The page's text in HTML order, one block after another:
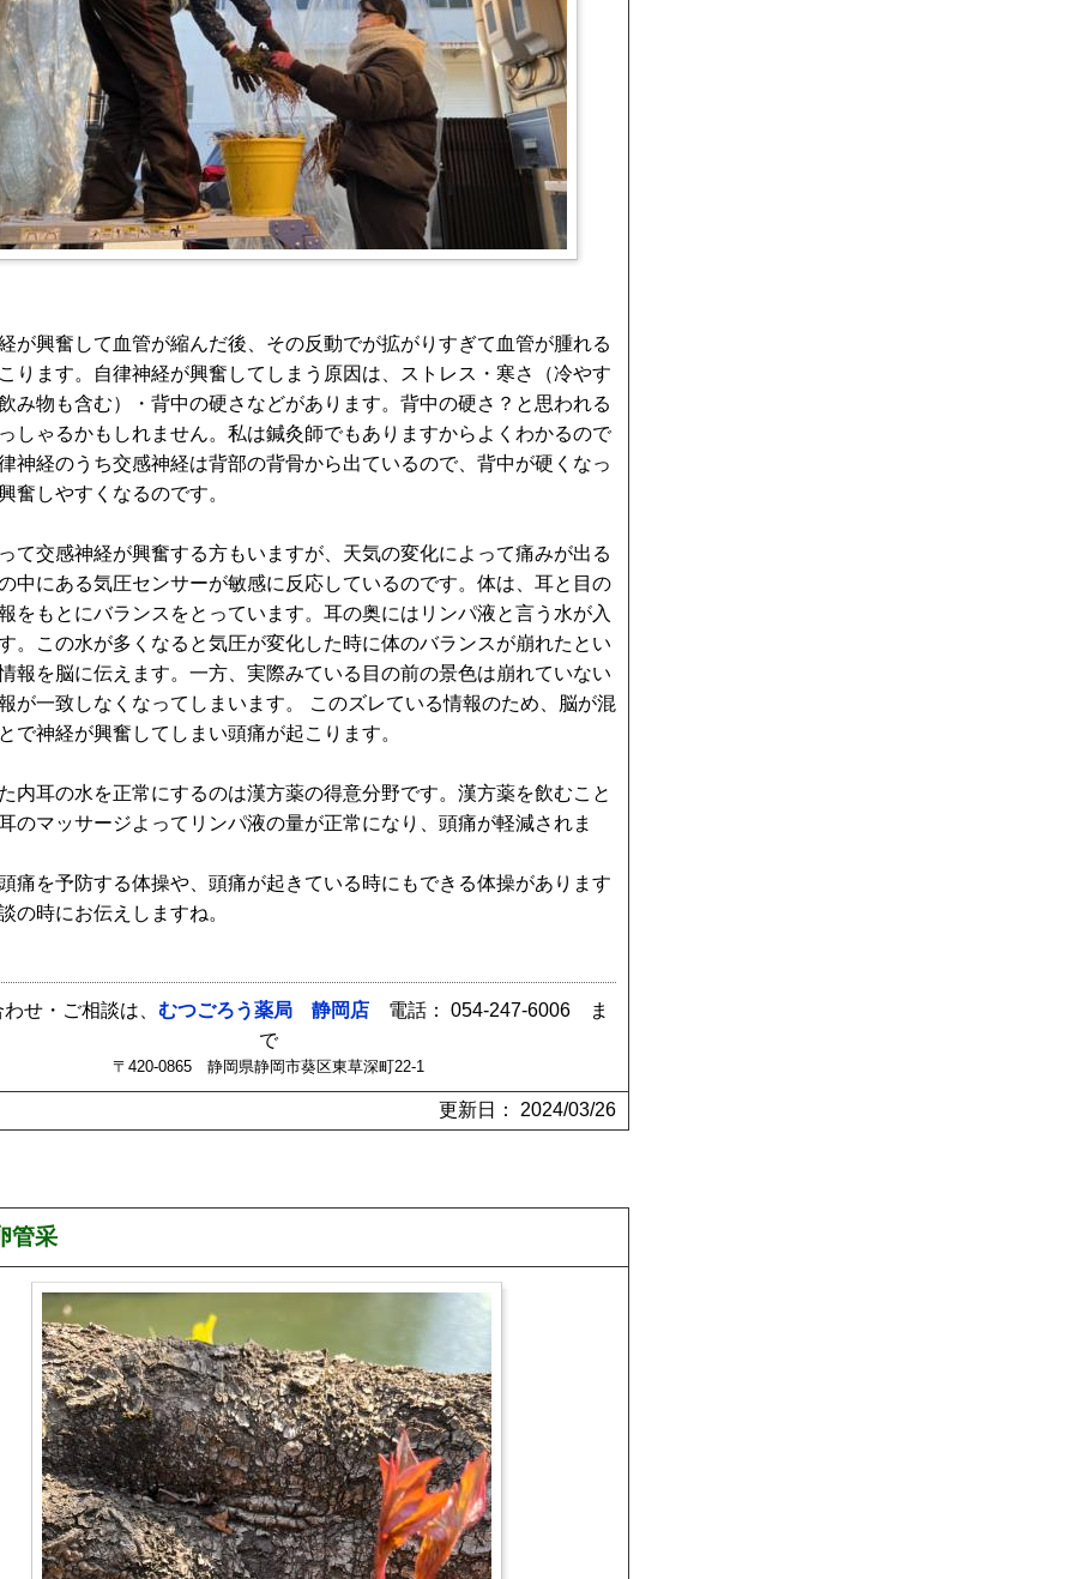
が興奮して血管が縮んだ後、その反動でが拡がりすぎて血管が腫れる
ります。自律神経が興奮してしまう原因は、ストレス・寒さ（冷やす
み物も含む）・背中の硬さなどがあります。背中の硬さ？と思われる
しゃるかもしれません。私は鍼灸師でもありますからよくわかるので
神経のうち交感神経は背部の背骨から出ているので、背中が硬くなっ
奮しやすくなるのです。
て交感神経が興奮する方もいますが、天気の変化によって痛みが出る
中にある気圧センサーが敏感に反応しているのです。体は、耳と目の
をもとにバランスをとっています。耳の奥にはリンパ液と言う水が入
。この水が多くなると気圧が変化した時に体のバランスが崩れたとい
報を脳に伝えます。一方、実際みている目の前の景色は崩れていない
が一致しなくなってしまいます。 このズレている情報のため、脳が混
で神経が興奮してしまい頭痛が起こります。
内耳の水を正常にするのは漢方薬の得意分野です。漢方薬を飲むこと
のマッサージよってリンパ液の量が正常になり、頭痛が軽減されま
を予防する体操や、頭痛が起きている時にもできる体操があります
相談の時にお伝えしますね。
せ・ご相談は、 むつごろう薬局 静岡店 電話： 054-247-6006 ま
で
〒420-0865 静岡県静岡市葵区東草深町22-1
更新日： 2024/03/26
管采